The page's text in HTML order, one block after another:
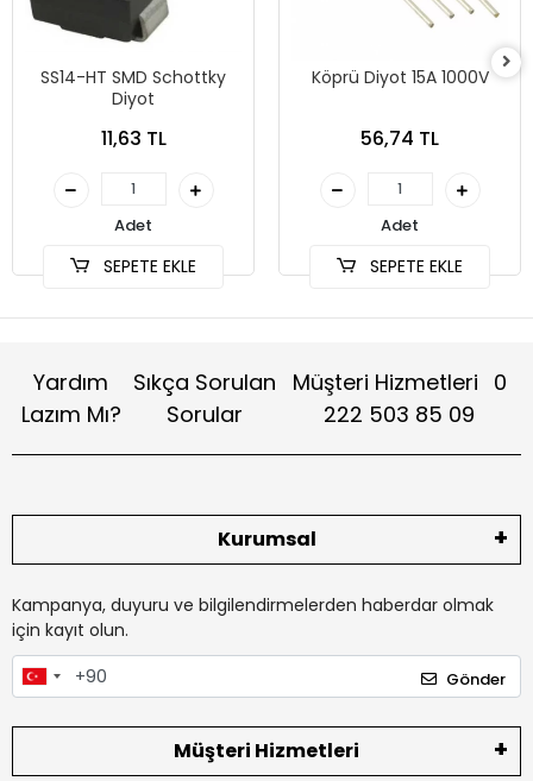
SS14-HT SMD Schottky
Diyot
11,63 TL
Adet
SEPETE EKLE
Köprü Diyot 15A 1000V
56,74 TL
Adet
SEPETE EKLE
Yardım
Lazım Mı?
Sıkça Sorulan
Sorular
Müşteri Hizmetleri 0
222 503 85 09
Kurumsal
Kampanya, duyuru ve bilgilendirmelerden haberdar olmak
için kayıt olun.
Gönder
Müşteri Hizmetleri